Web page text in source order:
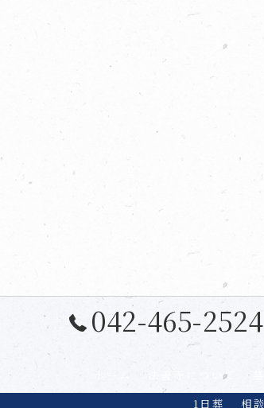
042-465-2524
法善寺について
1日葬
相談